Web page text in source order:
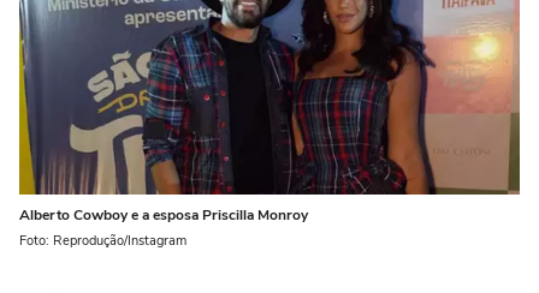
Alberto Cowboy e a esposa Priscilla Monroy
Foto: Reprodução/Instagram